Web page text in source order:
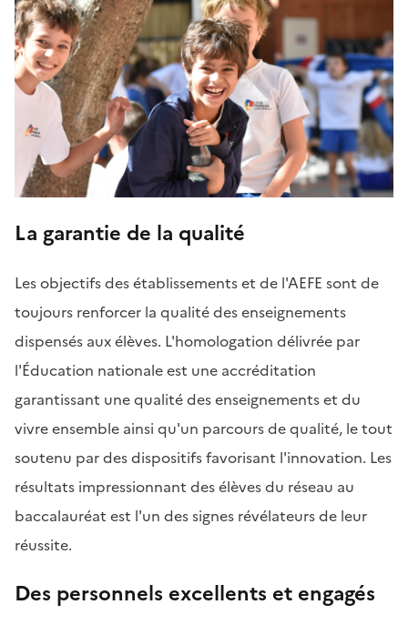
La garantie de la qualité
Les objectifs des établissements et de l'AEFE sont de
toujours renforcer la qualité des enseignements
dispensés aux élèves. L'homologation délivrée par
l'Éducation nationale est une accréditation
garantissant une qualité des enseignements et du
vivre ensemble ainsi qu'un parcours de qualité, le tout
soutenu par des dispositifs favorisant l'innovation. Les
résultats impressionnant des élèves du réseau au
baccalauréat est l'un des signes révélateurs de leur
réussite.
Des personnels excellents et engagés